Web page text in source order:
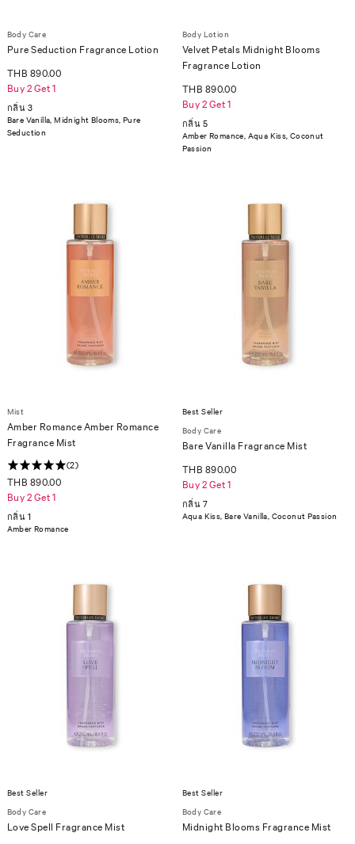
Body Care
Pure Seduction Fragrance Lotion
THB 890.00
Buy 2 Get 1
กลิ่น 3
Bare Vanilla, Midnight Blooms, Pure
Seduction
Body Lotion
Velvet Petals Midnight Blooms
Fragrance Lotion
THB 890.00
Buy 2 Get 1
กลิ่น 5
Amber Romance, Aqua Kiss, Coconut
Passion
Mist
Amber Romance Amber Romance
Fragrance Mist
(2)
THB 890.00
Buy 2 Get 1
กลิ่น 1
Amber Romance
Best Seller
Body Care
Bare Vanilla Fragrance Mist
THB 890.00
Buy 2 Get 1
กลิ่น 7
Aqua Kiss, Bare Vanilla, Coconut Passion
Best Seller
Body Care
Love Spell Fragrance Mist
Best Seller
Body Care
Midnight Blooms Fragrance Mist